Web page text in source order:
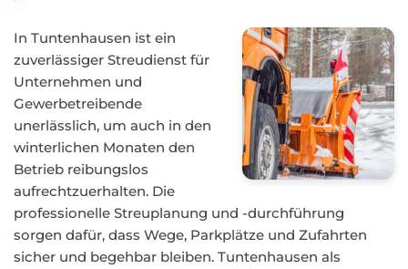
In Tuntenhausen ist ein
zuverlässiger Streudienst für
Unternehmen und
Gewerbetreibende
unerlässlich, um auch in den
winterlichen Monaten den
Betrieb reibungslos
aufrechtzuerhalten. Die
professionelle Streuplanung und -durchführung
sorgen dafür, dass Wege, Parkplätze und Zufahrten
sicher und begehbar bleiben. Tuntenhausen als